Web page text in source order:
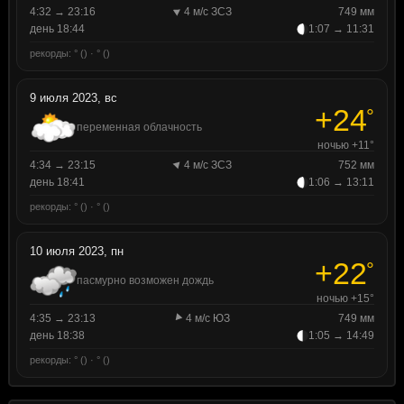
4:32 → 23:16
4 м/с ЗСЗ
749 мм
день 18:44
1:07 → 11:31
рекорды: ° () · ° ()
9 июля 2023, вс
переменная облачность +24°
ночью +11°
4:34 → 23:15
4 м/с ЗСЗ
752 мм
день 18:41
1:06 → 13:11
рекорды: ° () · ° ()
10 июля 2023, пн
пасмурно возможен дождь +22°
ночью +15°
4:35 → 23:13
4 м/с ЮЗ
749 мм
день 18:38
1:05 → 14:49
рекорды: ° () · ° ()